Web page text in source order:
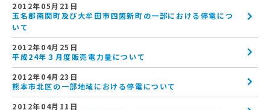
2012年05月21日
玉名郡南関町及び大牟田市四箇新町の一部における停電につ
いて
2012年04月25日
平成24年３月度販売電力量について
2012年04月23日
熊本市北区の一部地域における停電について
2012年04月11日